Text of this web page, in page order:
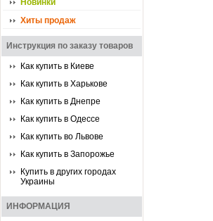
Новинки
Хиты продаж
Инструкция по заказу товаров
Как купить в Киеве
Как купить в Харькове
Как купить в Днепре
Как купить в Одессе
Как купить во Львове
Как купить в Запорожье
Купить в других городах
Украины
ИНФОРМАЦИЯ